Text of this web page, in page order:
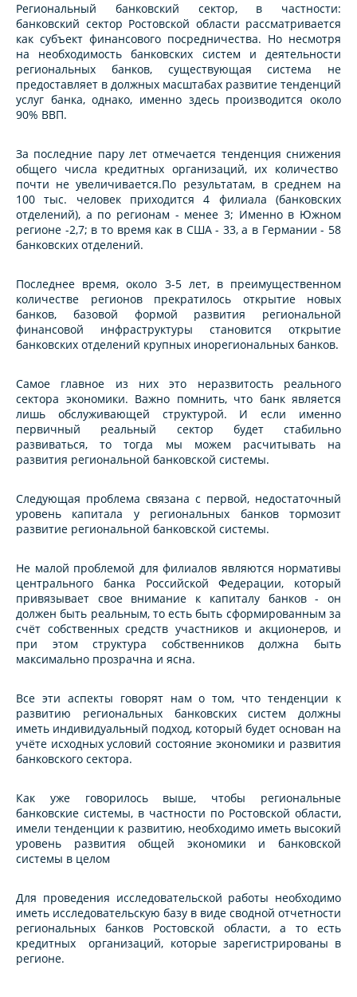
Региональный банковский сектор, в частности:
банковский сектор Ростовской области рассматривается
как субъект финансового посредничества. Но несмотря
на необходимость банковских систем и деятельности
региональных банков, существующая система не
предоставляет в должных масштабах развитие тенденций
услуг банка, однако, именно здесь производится около
90% ВВП.
За последние пару лет отмечается тенденция снижения
общего числа кредитных организаций, их количество
почти не увеличивается.По результатам, в среднем на
100 тыс. человек приходится 4 филиала (банковских
отделений), а по регионам - менее 3; Именно в Южном
регионе -2,7; в то время как в США - 33, а в Германии - 58
банковских отделений.
Последнее время, около 3-5 лет, в преимущественном
количестве регионов прекратилось открытие новых
банков, базовой формой развития региональной
финансовой инфраструктуры становится открытие
банковских отделений крупных инорегиональных банков.
Самое главное из них это неразвитость реального
сектора экономики. Важно помнить, что банк является
лишь обслуживающей структурой. И если именно
первичный реальный сектор будет стабильно
развиваться, то тогда мы можем расчитывать на
развития региональной банковской системы.
Следующая проблема связана с первой, недостаточный
уровень капитала у региональных банков тормозит
развитие региональной банковской системы.
Не малой проблемой для филиалов являются нормативы
центрального банка Российской Федерации, который
привязывает свое внимание к капиталу банков - он
должен быть реальным, то есть быть сформированным за
счёт собственных средств участников и акционеров, и
при этом структура собственников должна быть
максимально прозрачна и ясна.
Все эти аспекты говорят нам о том, что тенденции к
развитию региональных банковских систем должны
иметь индивидуальный подход, который будет основан на
учёте исходных условий состояние экономики и развития
банковского сектора.
Как уже говорилось выше, чтобы региональные
банковские системы, в частности по Ростовской области,
имели тенденции к развитию, необходимо иметь высокий
уровень развития общей экономики и банковской
системы в целом
Для проведения исследовательской работы необходимо
иметь исследовательскую базу в виде сводной отчетности
региональных банков Ростовской области, а то есть
кредитных организаций, которые зарегистрированы в
регионе.